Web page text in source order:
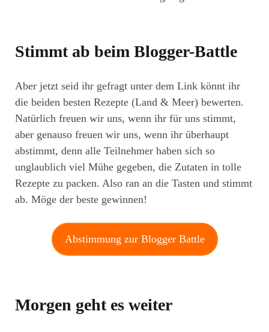
Stimmt ab beim Blogger-Battle
Aber jetzt seid ihr gefragt unter dem Link könnt ihr
die beiden besten Rezepte (Land & Meer) bewerten.
Natürlich freuen wir uns, wenn ihr für uns stimmt,
aber genauso freuen wir uns, wenn ihr überhaupt
abstimmt, denn alle Teilnehmer haben sich so
unglaublich viel Mühe gegeben, die Zutaten in tolle
Rezepte zu packen. Also ran an die Tasten und stimmt
ab. Möge der beste gewinnen!
Abstimmung zur Blogger Battle
Morgen geht es weiter